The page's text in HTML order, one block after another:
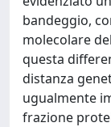
bandeggio,
molecolare
questa
distanza
ugualmente
frazione